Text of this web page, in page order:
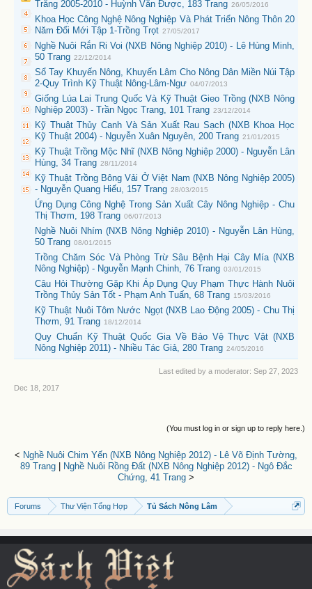
Trăng 2005-2010 - Huỳnh Văn Được, 183 Trang 26/05/2016
Khoa Học Công Nghệ Nông Nghiệp Và Phát Triển Nông Thôn 20
Năm Đổi Mới Tập 1-Trồng Trọt 27/05/2017
Nghề Nuôi Rắn Ri Voi (NXB Nông Nghiệp 2010) - Lê Hùng Minh,
50 Trang 22/12/2014
Sổ Tay Khuyến Nông, Khuyến Lâm Cho Nông Dân Miền Núi Tập
2-Quy Trình Kỹ Thuật Nông-Lâm-Ngư 04/07/2013
Giống Lúa Lai Trung Quốc Và Kỹ Thuật Gieo Trồng (NXB Nông
Nghiệp 2003) - Trần Ngọc Trang, 101 Trang 23/12/2014
Kỹ Thuật Thủy Canh Và Sản Xuất Rau Sạch (NXB Khoa Học
Kỹ Thuật 2004) - Nguyễn Xuân Nguyên, 200 Trang 21/01/2015
Kỹ Thuật Trồng Mộc Nhĩ (NXB Nông Nghiệp 2000) - Nguyễn Lân
Hùng, 34 Trang 28/11/2014
Kỹ Thuật Trồng Bông Vải Ở Việt Nam (NXB Nông Nghiệp 2005)
- Nguyễn Quang Hiếu, 157 Trang 28/03/2015
Ứng Dụng Công Nghệ Trong Sản Xuất Cây Nông Nghiệp - Chu
Thị Thơm, 198 Trang 06/07/2013
Nghề Nuôi Nhím (NXB Nông Nghiệp 2010) - Nguyễn Lân Hùng,
50 Trang 08/01/2015
Trồng Chăm Sóc Và Phòng Trừ Sâu Bệnh Hại Cây Mía (NXB
Nông Nghiệp) - Nguyễn Mạnh Chinh, 76 Trang 03/01/2015
Câu Hỏi Thường Gặp Khi Áp Dụng Quy Phạm Thực Hành Nuôi
Trồng Thủy Sản Tốt - Phạm Anh Tuấn, 68 Trang 15/03/2016
Kỹ Thuật Nuôi Tôm Nước Ngọt (NXB Lao Động 2005) - Chu Thị
Thơm, 91 Trang 18/12/2014
Quy Chuẩn Kỹ Thuật Quốc Gia Về Bảo Vệ Thực Vật (NXB
Nông Nghiệp 2011) - Nhiều Tác Giả, 280 Trang 24/05/2016
Last edited by a moderator: Sep 27, 2023
Dec 18, 2017
(You must log in or sign up to reply here.)
< Nghề Nuôi Chim Yến (NXB Nông Nghiệp 2012) - Lê Võ Định Tường,
89 Trang|
Nghề Nuôi Rồng Đất (NXB Nông Nghiệp 2012) - Ngô Đắc
Chứng, 41 Trang >
Forums Thư Viện Tổng Hợp Tủ Sách Nông Lâm